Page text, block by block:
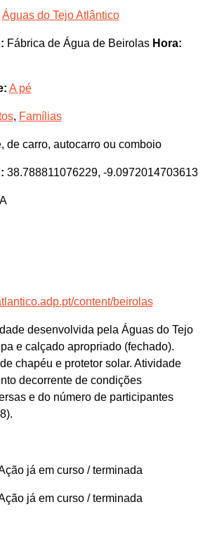
Águas do Tejo Atlântico
Fábrica de Água de Beirolas Hora:
A pé
, Famílias
de carro, autocarro ou comboio
38.788811076229, -9.0972014703613
content/beirolas
desenvolvida pela Águas do Tejo
e calçado apropriado (fechado).
chapéu e protetor solar. Atividade
decorrente de condições
e do número de participantes
já em curso / terminada
já em curso / terminada